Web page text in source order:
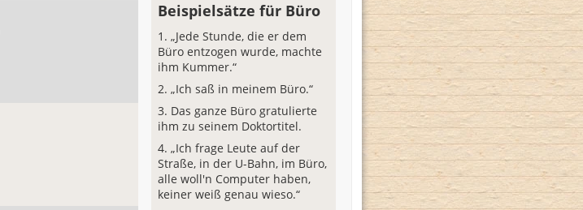
Beispielsätze für Büro
„Jede Stunde, die er dem
Büro entzogen wurde, machte
ihm Kummer.“
„Ich saß in meinem Büro.“
Das ganze Büro gratulierte
ihm zu seinem Doktortitel.
„Ich frage Leute auf der
Straße, in der U-Bahn, im Büro,
alle woll'n Computer haben,
keiner weiß genau wieso.“